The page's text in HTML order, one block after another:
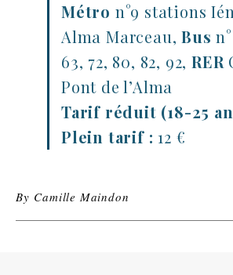
Métro n°9 stations
Alma Marceau,Bus
63, 72, 80, 82, 92,RER
Pont de l’Alma
Tarif réduit (18-25
Plein tarif : 12 €
By Camille Maindon